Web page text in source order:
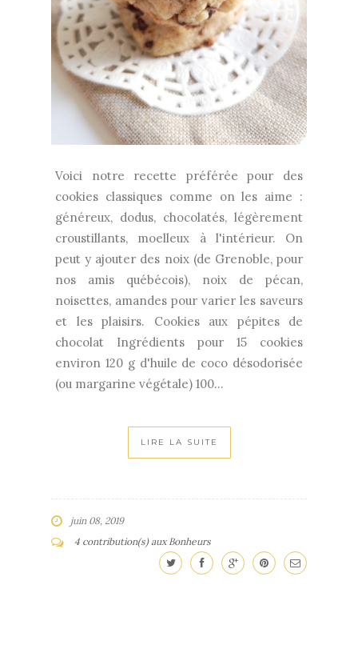
Voici notre recette préférée pour des
cookies classiques comme on les aime :
généreux, dodus, chocolatés, légèrement
croustillants, moelleux à l'intérieur. On
peut y ajouter des noix (de Grenoble, pour
nos amis québécois), noix de pécan,
noisettes, amandes pour varier les saveurs
et les plaisirs. Cookies aux pépites de
chocolat Ingrédients pour 15 cookies
environ 120 g d'huile de coco désodorisée
(ou margarine végétale) 100...
LIRE LA SUITE
juin 08, 2019
4 contribution(s) aux Bonheurs